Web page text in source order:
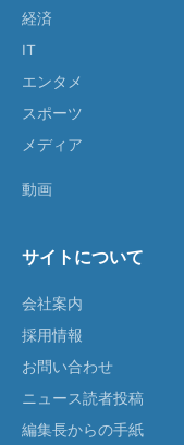
経済
IT
エンタメ
スポーツ
メディア
動画
サイトについて
会社案内
採用情報
お問い合わせ
ニュース読者投稿
編集長からの手紙